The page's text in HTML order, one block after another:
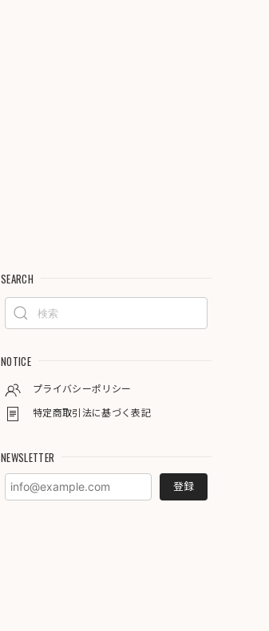
SEARCH
NOTICE
プライバシーポリシー
特定商取引法に基づく表記
NEWSLETTER
登録